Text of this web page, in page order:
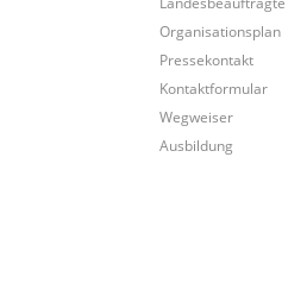
Organisationsplan
Pressekontakt
Kontaktformular
Wegweiser
Ausbildung